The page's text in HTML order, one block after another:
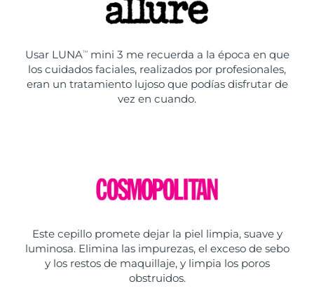
Usar LUNATMmini 3 me recuerda a la época en que
los cuidados faciales, realizados por profesionales,
eran un tratamiento lujoso que podías disfrutar de
vez en cuando.
Este cepillo promete dejar la piel limpia, suave y
luminosa. Elimina las impurezas, el exceso de sebo
y los restos de maquillaje, y limpia los poros
obstruidos.